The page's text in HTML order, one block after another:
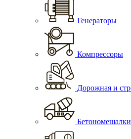
Генераторы
Компрессоры
Дорожная и
Бетономешалки